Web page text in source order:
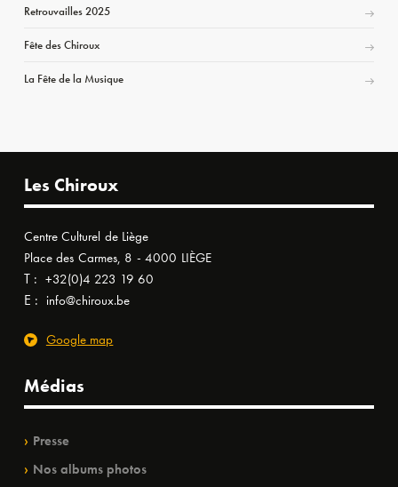
Retrouvailles 2025
Fête des Chiroux
La Fête de la Musique
Les Chiroux
Centre Culturel de Liège
Place des Carmes, 8 - 4000 LIÈGE
T : +32(0)4 223 19 60
E : info@chiroux.be
Google map
Médias
Presse
Nos albums photos